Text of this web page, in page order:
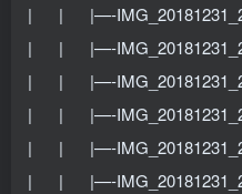
| | |—-
| | |—-
| | |—-
| | |—-
| | |—-
| | |—-